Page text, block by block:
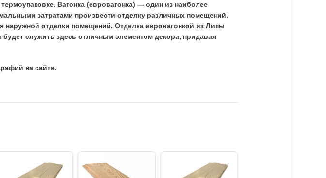
Вагонка (евровагонка) — один из наиболее
затратами произвести отделку различных помещений.
наружной отделки помещений. Отделка евровагонкой из Липы
служить здесь отличным элементом декора, придавая
на сайте.